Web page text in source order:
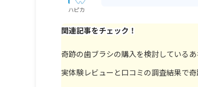
ハピカ
関連記事をチェック！
奇跡の歯ブラシの購入を検討している
実体験レビューと口コミの調査結果で